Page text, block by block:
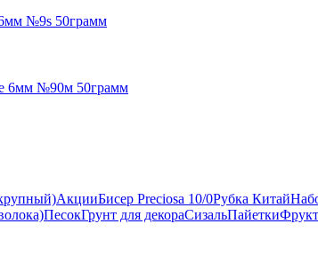
№9s 50грамм
6мм №90м 50грамм
АкцииБисер Preciosa 10/0Рубка Китай
ПесокГрунт для декораСизальПайетки